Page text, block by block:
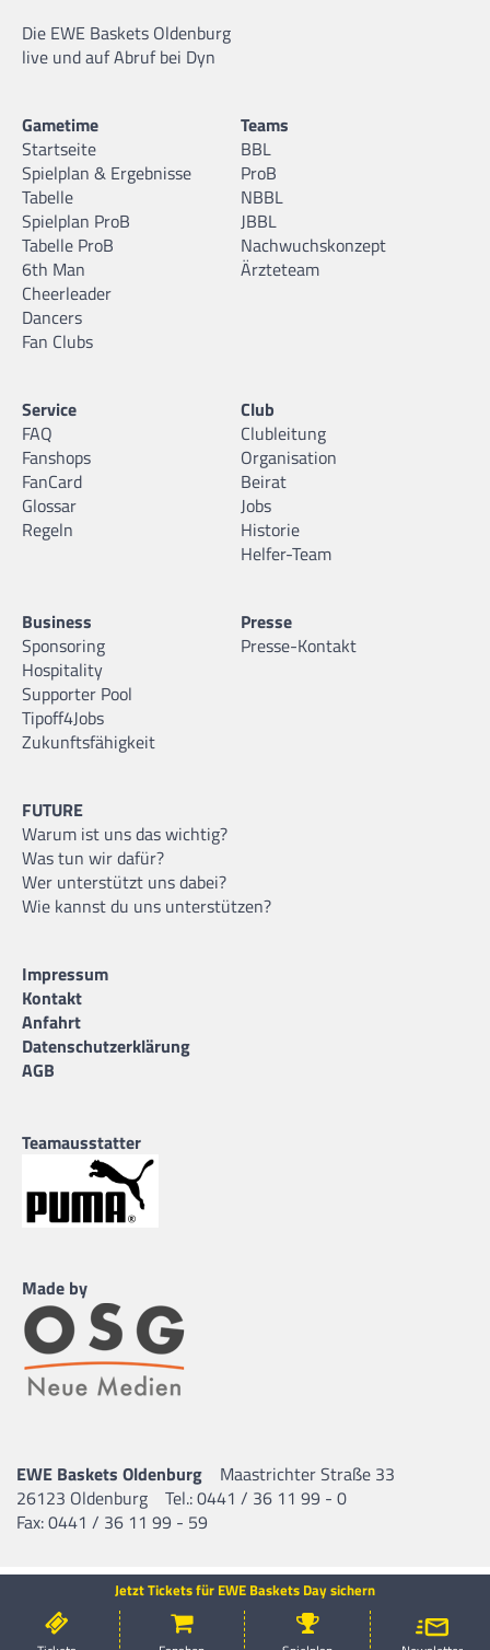
Jetzt Tickets für EWE Baskets Day sichern
Die EWE Baskets Oldenburg
live und auf Abruf bei Dyn
Gametime
Startseite
Spielplan & Ergebnisse
Tabelle
Spielplan ProB
Tabelle ProB
6th Man
Cheerleader
Dancers
Fan Clubs
Teams
BBL
ProB
NBBL
JBBL
Nachwuchskonzept
Ärzteteam
Service
FAQ
Fanshops
FanCard
Glossar
Regeln
Club
Clubleitung
Organisation
Beirat
Jobs
Historie
Helfer-Team
Business
Sponsoring
Hospitality
Supporter Pool
Tipoff4Jobs
Zukunftsfähigkeit
Presse
Presse-Kontakt
FUTURE
Warum ist uns das wichtig?
Was tun wir dafür?
Wer unterstützt uns dabei?
Wie kannst du uns unterstützen?
Impressum
Kontakt
Anfahrt
Datenschutzerklärung
AGB
Teamausstatter
Made by
EWE Baskets Oldenburg
Maastrichter Straße 33
26123 Oldenburg
Tel.: 0441 / 36 11 99 - 0
Fax: 0441 / 36 11 99 - 59